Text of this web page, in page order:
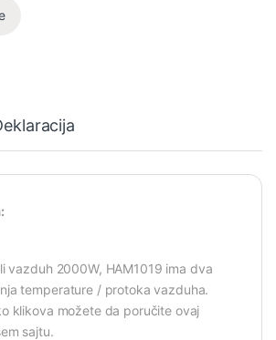
vazduh 2000W, HAM1019 ima dva
temperature / protoka vazduha.
klikova možete da poručite ovaj
sajtu.